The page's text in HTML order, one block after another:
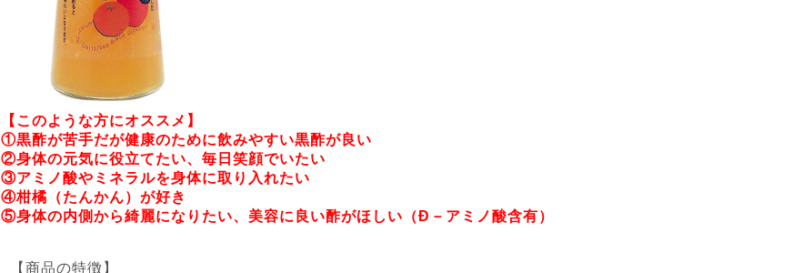
【このような方にオススメ】
①黒酢が苦手だが健康のために飲みやすい黒酢が良い
②身体の元気に役立てたい、毎日笑顔でいたい
③アミノ酸やミネラルを身体に取り入れたい
④柑橘（たんかん）が好き
⑤身体の内側から綺麗になりたい、美容に良い酢がほしい（Ð－アミノ酸含有）
【商品の特徴】